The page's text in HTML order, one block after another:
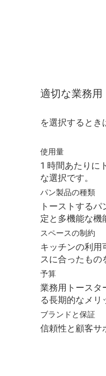
適切な業務
を選択するとき
使用量
1 時間あたりに
な選択です。
パン製品の種類
トーストする
定と多機能な機
スペースの制約
キッチンの利用
スに合ったもの
予算
業務用トースタ
る長期的なメリ
ブランドと保証
信頼性と顧客サ